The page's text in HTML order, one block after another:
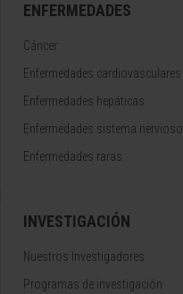
ENFERMEDADES
Cáncer
Enfermedades cardiovasculares
Enfermedades hepáticas
Enfermedades sistema nervioso
Enfermedades raras
INVESTIGACIÓN
Nuestros Investigadores
Programas de investigación